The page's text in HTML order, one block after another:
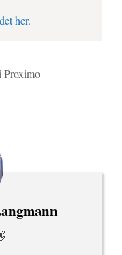
her.
Proximo